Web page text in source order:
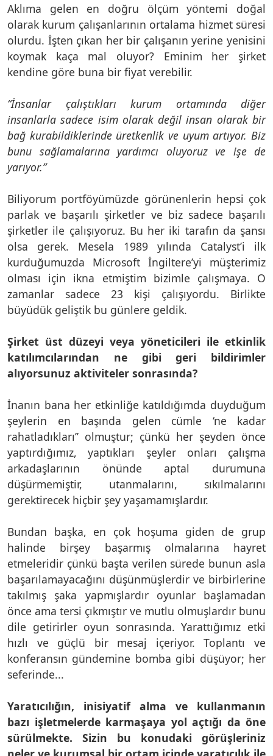
Aklıma gelen en doğru ölçüm yöntemi doğal
olarak kurum çalışanlarının ortalama hizmet süresi
olurdu. İşten çıkan her bir çalışanın yerine yenisini
koymak kaça mal oluyor? Eminim her şirket
kendine göre buna bir fiyat verebilir.
“İnsanlar çalıştıkları kurum ortamında diğer
insanlarla sadece isim olarak değil insan olarak bir
bağ kurabildiklerinde üretkenlik ve uyum artıyor. Biz
bunu sağlamalarına yardımcı oluyoruz ve işe de
yarıyor.”
Biliyorum portföyümüzde görünenlerin hepsi çok
parlak ve başarılı şirketler ve biz sadece başarılı
şirketler ile çalışıyoruz. Bu her iki tarafın da şansı
olsa gerek. Mesela 1989 yılında Catalyst’i ilk
kurduğumuzda Microsoft İngiltere’yi müşterimiz
olması için ikna etmiştim bizimle çalışmaya. O
zamanlar sadece 23 kişi çalışıyordu. Birlikte
büyüdük geliştik bu günlere geldik.
Şirket üst düzeyi veya yöneticileri ile etkinlik
katılımcılarından ne gibi geri bildirimler
alıyorsunuz aktiviteler sonrasında?
İnanın bana her etkinliğe katıldığımda duyduğum
şeylerin en başında gelen cümle ‘ne kadar
rahatladıkları’’ olmuştur; çünkü her şeyden önce
yaptırdığımız, yaptıkları şeyler onları çalışma
arkadaşlarının önünde aptal durumuna
düşürmemiştir, utanmalarını, sıkılmalarını
gerektirecek hiçbir şey yaşamamışlardır.
Bundan başka, en çok hoşuma giden de grup
halinde birşey başarmış olmalarına hayret
etmeleridir çünkü başta verilen sürede bunun asla
başarılamayacağını düşünmüşlerdir ve birbirlerine
takılmış şaka yapmışlardır oyunlar başlamadan
önce ama tersi çıkmıştır ve mutlu olmuşlardır bunu
dile getirirler oyun sonrasında. Yarattığımız etki
hızlı ve güçlü bir mesaj içeriyor. Toplantı ve
konferansın gündemine bomba gibi düşüyor; her
seferinde...
Yaratıcılığın, inisiyatif alma ve kullanmanın
bazı işletmelerde karmaşaya yol açtığı da öne
sürülmekte. Sizin bu konudaki görüşleriniz